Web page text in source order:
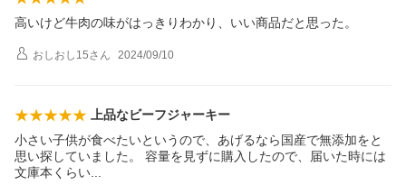
高いけど牛肉の味がはっきりわかり、いい商品だと思った。
おしおし15さん 2024/09/10
上品なビーフジャーキー
小さい子供が食べたいというので、あげるなら国産で無添加をと
思い探していました。 容量を見ずに購入したので、届いた時には
文庫本くらい